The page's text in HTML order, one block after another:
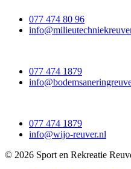
077 474 80 96
077 474 1879
077 474 1879
info@wijo-reuver.nl
© 2026 Sport en Rekreatie